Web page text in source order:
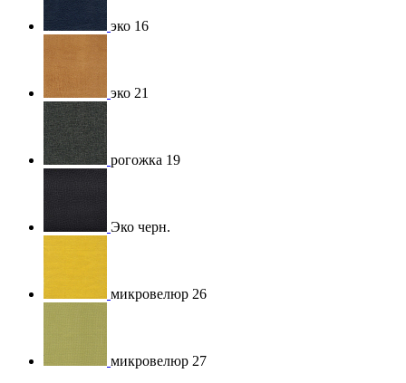
эко 16
эко 21
рогожка 19
Эко черн.
микровелюр 26
микровелюр 27